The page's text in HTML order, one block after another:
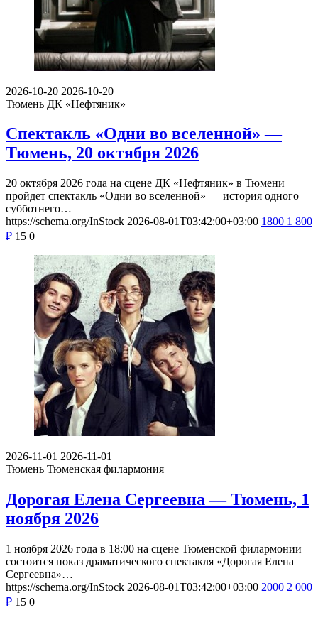
2026-10-20 2026-10-20
Тюмень ДК «Нефтяник»
Спектакль «Одни во вселенной» —
Тюмень, 20 октября 2026
20 октября 2026 года на сцене ДК «Нефтяник» в Тюмени
пройдет спектакль «Одни во вселенной» — история одного
субботнего…
https://schema.org/InStock 2026-08-01T03:42:00+03:00 1800 1 800
₽ 15 0
2026-11-01 2026-11-01
Тюмень Тюменская филармония
Дорогая Елена Сергеевна — Тюмень, 1
ноября 2026
1 ноября 2026 года в 18:00 на сцене Тюменской филармонии
состоится показ драматического спектакля «Дорогая Елена
Сергеевна»…
https://schema.org/InStock 2026-08-01T03:42:00+03:00 2000 2 000
₽ 15 0